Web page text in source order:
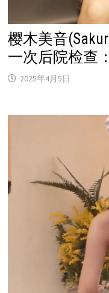
樱木美音
一次后院检查
2025年4月5日